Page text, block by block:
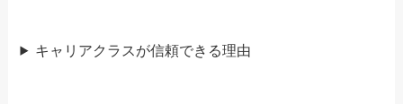
キャリアクラスが信頼できる理由